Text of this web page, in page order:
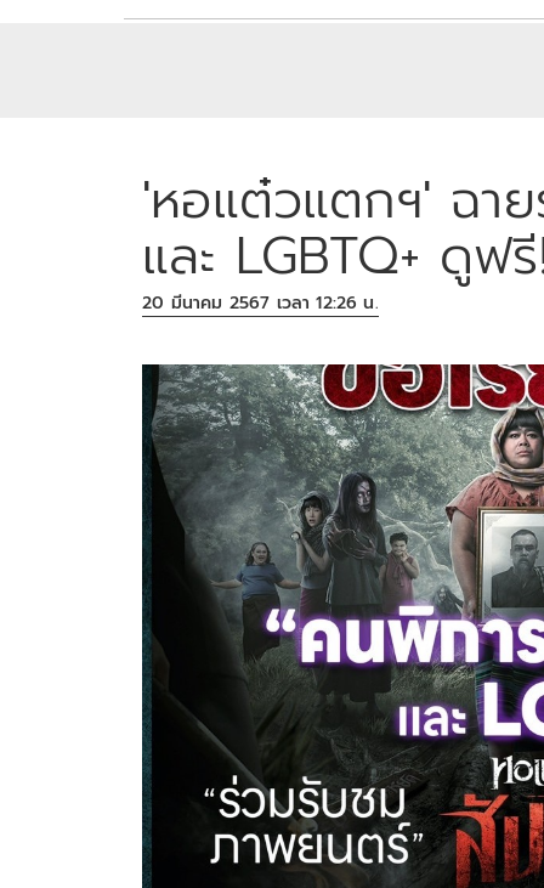
'หอแต๋วแตกฯ' ฉา
และ LGBTQ+ ดูฟ
20 มีนาคม 2567 เวลา 12:26 น.